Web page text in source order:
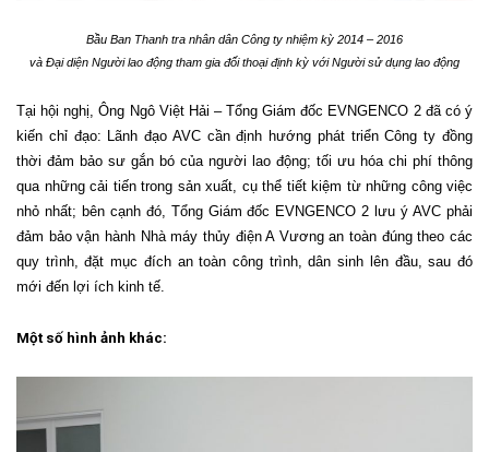
Bầu Ban Thanh tra nhân dân Công ty nhiệm kỳ 2014 – 2016
và Đại diện Người lao động tham gia đối thoại định kỳ với Người sử dụng lao động
Tại hội nghị, Ông Ngô Việt Hải – Tổng Giám đốc EVNGENCO 2 đã có ý
kiến chỉ đạo: Lãnh đạo AVC cần định hướng phát triển Công ty đồng
thời đảm bảo sư gắn bó của người lao động; tối ưu hóa chi phí thông
qua những cải tiến trong sản xuất, cụ thể tiết kiệm từ những công việc
nhỏ nhất; bên cạnh đó, Tổng Giám đốc EVNGENCO 2 lưu ý AVC phải
đảm bảo vận hành Nhà máy thủy điện A Vương an toàn đúng theo các
quy trình, đặt mục đích an toàn công trình, dân sinh lên đầu, sau đó
mới đến lợi ích kinh tế.
Một số hình ảnh khác: